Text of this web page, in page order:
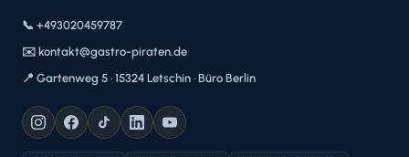
📞 +493020459787
✉️ kontakt@gastro-piraten.de
📍 Gartenweg 5 · 15324 Letschin · Büro Berlin